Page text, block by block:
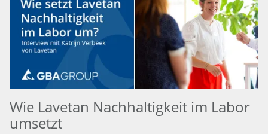
Wie Lavetan Nachhaltigkeit im Labor
umsetzt